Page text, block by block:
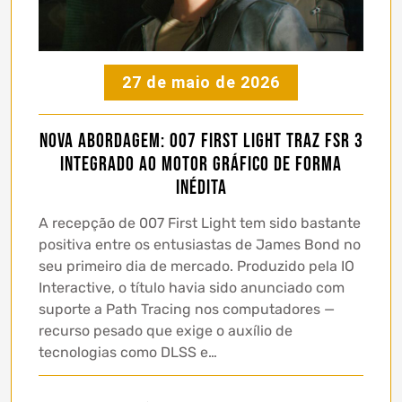
27 de maio de 2026
Nova abordagem: 007 First Light traz FSR 3
integrado ao motor gráfico de forma
inédita
A recepção de 007 First Light tem sido bastante
positiva entre os entusiastas de James Bond no
seu primeiro dia de mercado. Produzido pela IO
Interactive, o título havia sido anunciado com
suporte a Path Tracing nos computadores —
recurso pesado que exige o auxílio de
tecnologias como DLSS e…